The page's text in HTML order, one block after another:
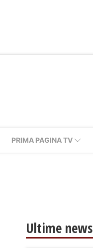
PRIMA PAGINA TV
Ultime news